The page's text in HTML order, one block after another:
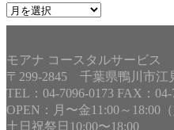
年
月
記
事
を
探
す
モアナ コースタルサービス
〒299-2845 千葉県鴨川市江
TEL：04-7096-0173 FAX：04-
OPEN：月〜金11:00～18:00
土日祝祭日10:00〜18:00